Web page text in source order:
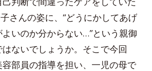
さんの姿に、“どうにかしてあげ
いのか分からない…”という親御
ないでしょうか。そこで今回
部員の指導を担い、一児の母で